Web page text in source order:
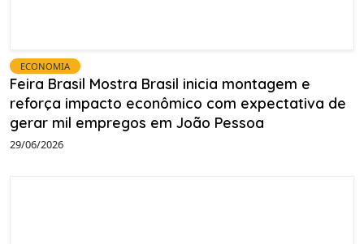
ECONOMIA
Feira Brasil Mostra Brasil inicia montagem e
reforça impacto econômico com expectativa de
gerar mil empregos em João Pessoa
29/06/2026